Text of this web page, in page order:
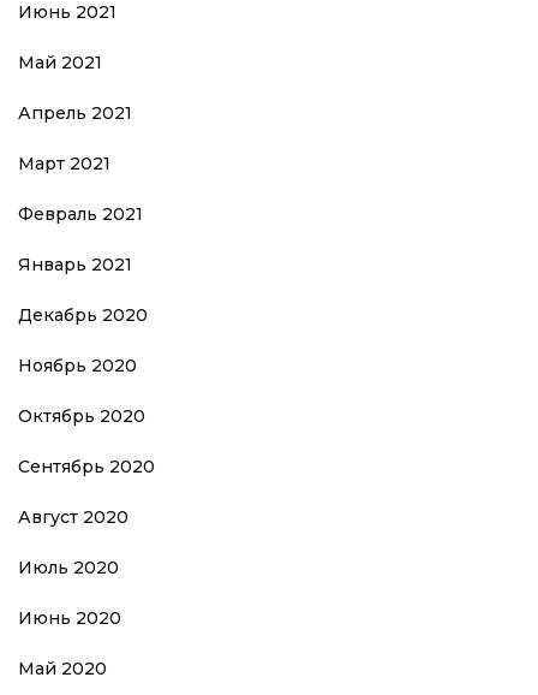
Июнь 2021
Май 2021
Апрель 2021
Март 2021
Февраль 2021
Январь 2021
Декабрь 2020
Ноябрь 2020
Октябрь 2020
Сентябрь 2020
Август 2020
Июль 2020
Июнь 2020
Май 2020